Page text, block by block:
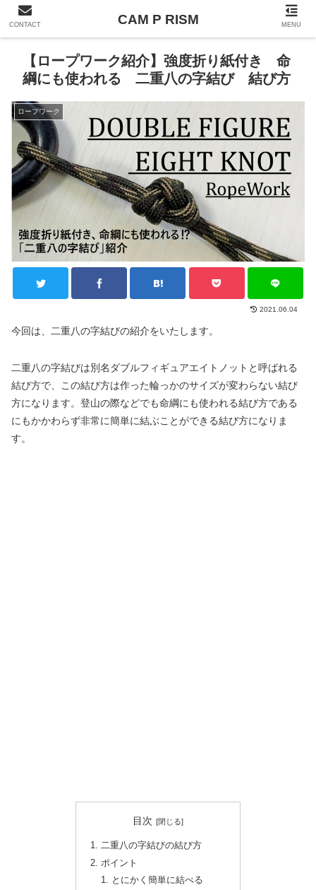
【ロープワーク紹介】強度折り紙付き 命
綱にも使われる 二重八の字結び 結び方
ロープワーク
2021.06.04
今回は、二重八の字結びの紹介をいたします。
二重八の字結びは別名ダブルフィギュアエイトノットと呼ばれる
結び方で、この結び方は作った輪っかのサイズが変わらない結び
方になります。登山の際などでも命綱にも使われる結び方である
にもかかわらず非常に簡単に結ぶことができる結び方になりま
す。
目次
二重八の字結びの結び方
ポイント
とにかく簡単に結べる
CONTACT CAM P RISM MENU